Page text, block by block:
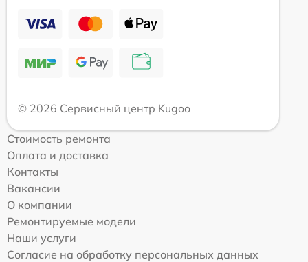
© 2026 Сервисный центр Kugoo
Стоимость ремонта
Оплата и доставка
Контакты
Вакансии
О компании
Ремонтируемые модели
Наши услуги
Согласие на обработку персональных данных